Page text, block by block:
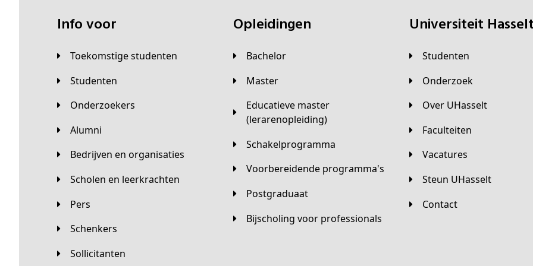
Info voor
Toekomstige studenten
Studenten
Onderzoekers
Alumni
Bedrijven en organisaties
Scholen en leerkrachten
Pers
Schenkers
Sollicitanten
Opleidingen
Bachelor
Master
Educatieve master
(lerarenopleiding)
Schakelprogramma
Voorbereidende programma's
Postgraduaat
Bijscholing voor professionals
universiteit
Studenten
Onderzoek
Over UHasselt
Faculteiten
Vacatures
Steun UHasselt
Contact